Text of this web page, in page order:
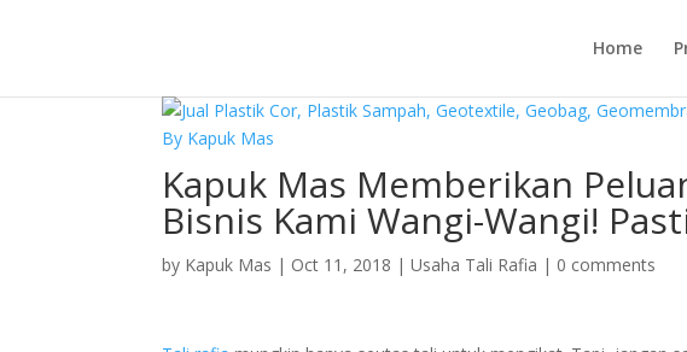
Home
Kapuk Mas Memberikan
Bisnis Kami Wangi-Wangi!
by Kapuk Mas | Oct 11, 2018 |Usaha Tali Rafia | 0 comments